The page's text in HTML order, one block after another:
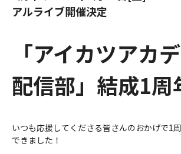
アルライブ開催決定
「アイカツアカ
配信部」結成1周
いつも応援してくださる皆さんのおかげで1
できました！